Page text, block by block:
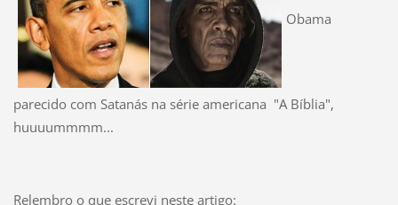
Obama
parecido com Satanás na série americana "A Bíblia",
huuuummmm...
Relembro o que escrevi neste artigo: